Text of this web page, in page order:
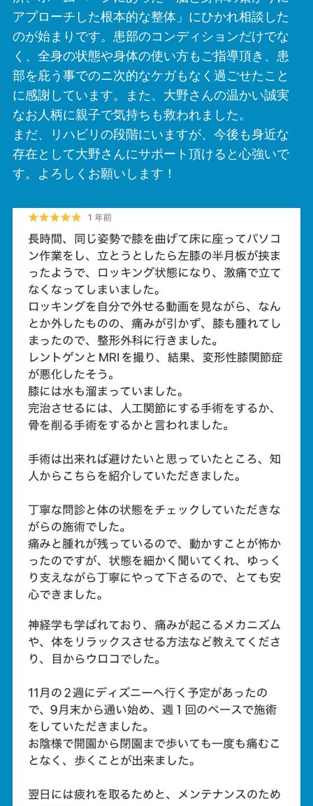
アプローチした根本的な整体」にひかれ相談した
のが始まりです。患部のコンディションだけでな
く、全身の状態や身体の使い方もご指導頂き、患
部を庇う事でのニ次的なケガもなく過ごせたこと
に感謝しています。また、大野さんの温かい誠実
なお人柄に親子で気持ちも救われました。
まだ、リハビリの段階にいますが、今後も身近な
存在として大野さんにサポート頂けると心強いで
す。よろしくお願いします！